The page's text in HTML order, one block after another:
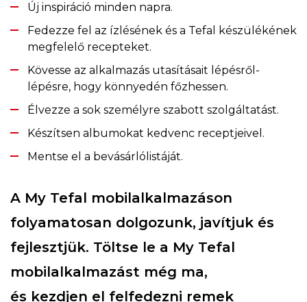
Új inspiráció minden napra.
Fedezze fel az ízlésének és a Tefal készülékének
megfelelő recepteket.
Kövesse az alkalmazás utasításait lépésről-
lépésre, hogy könnyedén főzhessen.
Élvezze a sok személyre szabott szolgáltatást.
Készítsen albumokat kedvenc receptjeivel.
Mentse el a bevásárlólistáját.
A My Tefal mobilalkalmazáson
folyamatosan dolgozunk, javítjuk és
fejlesztjük. Töltse le a My Tefal
mobilalkalmazást még ma,
és kezdjen el felfedezni remek